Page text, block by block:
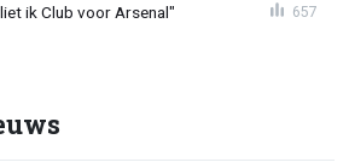
ik Club voor Arsenal" 657